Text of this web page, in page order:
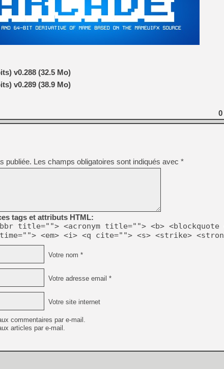
[LS] [PS5] Le WebKit
[GK] Oubliez Crazy Taxi,
[LS] [Switch] NSZ 5.0.0
v0.288 (32.5 Mo)
v0.289 (38.9 Mo)
0
publiée. Les champs obligatoires sont indiqués avec *
tags et attributs HTML:
title=""> <acronym title=""> <b> <blockquote
<em> <i> <q cite=""> <s> <strike>
Votre nom *
Votre adresse email *
Votre site internet
commentaires par e-mail.
articles par e-mail.